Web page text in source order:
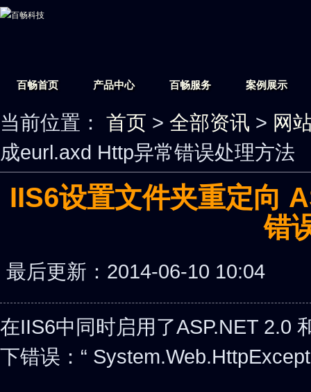
百畅首页 产品中心 百畅服务 案例展示
当前位置： 首页 > 全部资讯 > 网
成eurl.axd Http异常错误处理方法
IIS6设置文件夹重定向
错
最后更新：2014-06-10
在IIS6中同时启用了ASP.NET 2.0
下错误：“